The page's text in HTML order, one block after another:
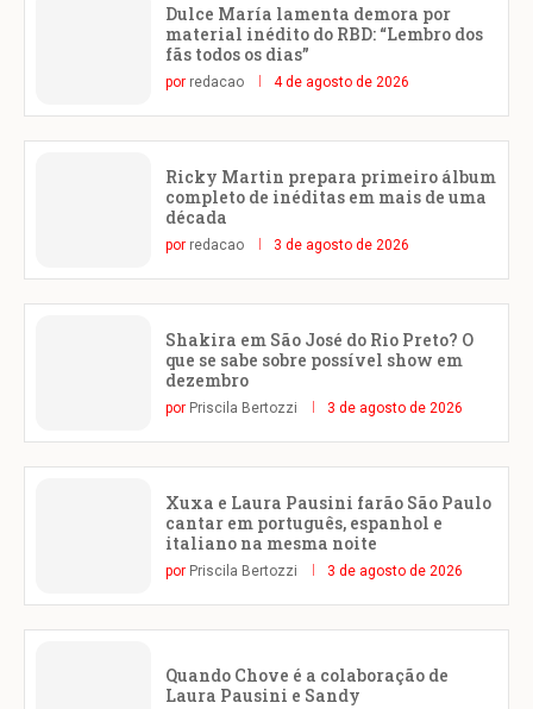
Dulce María lamenta demora por
material inédito do RBD: “Lembro dos
fãs todos os dias”
por redacao 4 de agosto de 2026
Ricky Martin prepara primeiro álbum
completo de inéditas em mais de uma
década
por redacao 3 de agosto de 2026
Shakira em São José do Rio Preto? O
que se sabe sobre possível show em
dezembro
por Priscila Bertozzi 3 de agosto de 2026
Xuxa e Laura Pausini farão São Paulo
cantar em português, espanhol e
italiano na mesma noite
por Priscila Bertozzi 3 de agosto de 2026
Quando Chove é a colaboração de
Laura Pausini e Sandy